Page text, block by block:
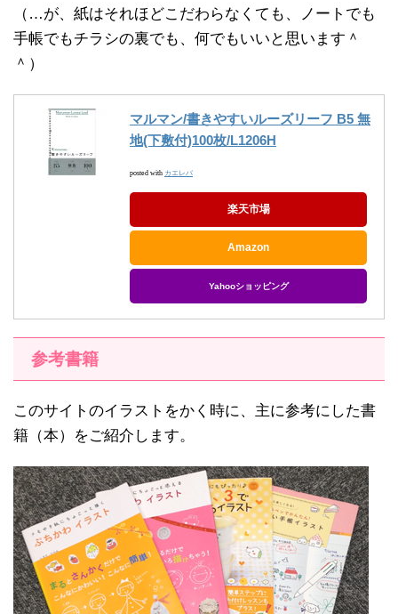
（…が、紙はそれほどこだわらなくても、ノートでも
手帳でもチラシの裏でも、何でもいいと思います＾
＾）
マルマン/書きやすいルーズリーフ B5 無
地(下敷付)100枚/L1206H
posted with カエレバ
楽天市場
Amazon
Yahooショッピング
参考書籍
このサイトのイラストをかく時に、主に参考にした書
籍（本）をご紹介します。